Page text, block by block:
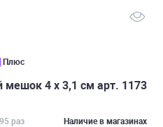
Плюс
мешок 4 х 3,1 см арт. 1173
раз Наличие в магазинах